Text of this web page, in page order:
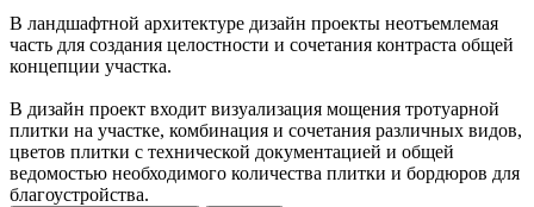
В ландшафтной архитектуре дизайн проекты неотъемлемая
часть для создания целостности и сочетания контраста общей
концепции участка.
В дизайн проект входит визуализация мощения тротуарной
плитки на участке, комбинация и сочетания различных видов,
цветов плитки с технической документацией и общей
ведомостью необходимого количества плитки и бордюров для
благоустройства.